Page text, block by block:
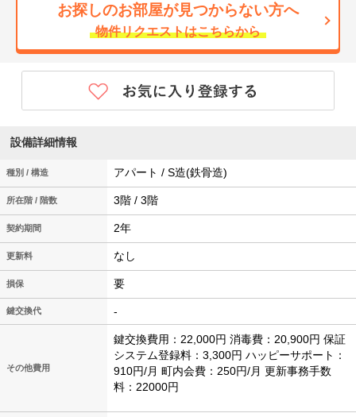
お探しのお部屋が見つからない方へ
物件リクエストはこちらから
設備詳細情報
種別 / 構造 アパート / S造(鉄骨造)
所在階 / 階数 3階 / 3階
契約期間 2年
更新料 なし
損保 要
鍵交換代 -
その他費用
鍵交換費用：22,000円 消毒費：20,900円 保証
システム登録料：3,300円 ハッピーサポート：
910円/月 町内会費：250円/月 更新事務手数
料：22000円